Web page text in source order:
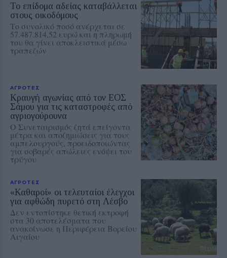
Το επίδομα αδείας καταβάλλεται
στους οικοδόμους
Το συνολικό ποσό ανέρχεται σε
57.487.814,52 ευρώ και η πληρωμή
του θα γίνει αποκλειστικά μέσω
τραπεζών
ΑΓΡΟΤΕΣ
Κραυγή αγωνίας από τον ΕΟΣ
Σάμου για τις καταστροφές από
αγριογούρουνα
Ο Συνεταιρισμός ζητά επείγοντα
μέτρα και αποζημιώσεις για τους
αμπελουργούς, προειδοποιώντας
για σοβαρές απώλειες ενόψει του
τρύγου
ΑΓΡΟΤΕΣ
«Καθαροί» οι τελευταίοι έλεγχοι
για αφθώδη πυρετό στη Λέσβο
Δεν εντοπίστηκε θετική εκτροφή
στα 30 αποτελέσματα που
ανακοίνωσε η Περιφέρεια Βορείου
Αιγαίου